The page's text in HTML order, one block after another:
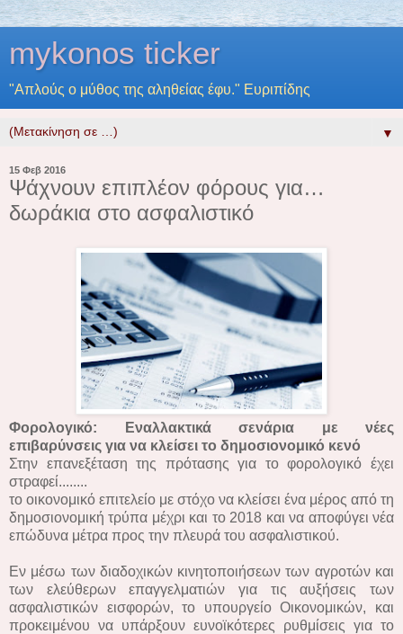
mykonos ticker
"Απλούς ο μύθος της αληθείας έφυ." Ευριπίδης
▼
15 Φεβ 2016
Ψάχνουν επιπλέον φόρους για…
δωράκια στο ασφαλιστικό
Φορολογικό: Εναλλακτικά σενάρια με νέες
επιβαρύνσεις για να κλείσει το δημοσιονομικό κενό
Στην επανεξέταση της πρότασης για το φορολογικό έχει
στραφεί........
το οικονομικό επιτελείο με στόχο να κλείσει ένα μέρος από τη
δημοσιονομική τρύπα μέχρι και το 2018 και να αποφύγει νέα
επώδυνα μέτρα προς την πλευρά του ασφαλιστικού.
Εν μέσω των διαδοχικών κινητοποιήσεων των αγροτών και
των ελεύθερων επαγγελματιών για τις αυξήσεις των
ασφαλιστικών εισφορών, το υπουργείο Οικονομικών, και
προκειμένου να υπάρξουν ευνοϊκότερες ρυθμίσεις για το